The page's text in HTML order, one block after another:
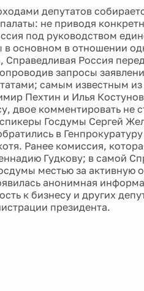
депутатов
не приводя
под руководством
в основном в отношении
Справедливая Россия
запросы
самым известным
Пехтин и Илья
двое комментировать не
Госдумы Сергей
в
Ранее комиссия,
Гудкову; в самой
местью за активную
анонимная
к бизнесу и других
президента.